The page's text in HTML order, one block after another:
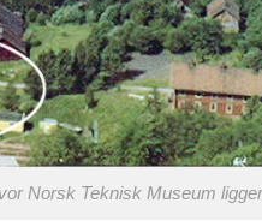
Norsk Teknisk Museum